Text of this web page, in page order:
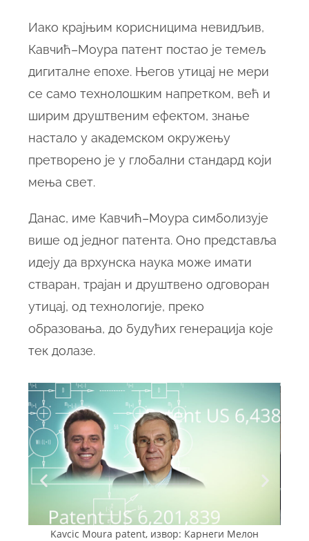
Иако крајњим корисницима невидљив,
Кавчић–Моура патент постао је темељ
дигиталне епохе. Његов утицај не мери
се само технолошким напретком, већ и
ширим друштвеним ефектом, знање
настало у академском окружењу
претворено је у глобални стандард који
мења свет.
Данас, име Кавчић–Моура симболизује
више од једног патента. Оно представља
идеју да врхунска наука може имати
стваран, трајан и друштвено одговоран
утицај, од технологије, преко
образовања, до будућих генерација које
тек долазе.
Kavcic Moura patent, извор: Карнеги Мелон